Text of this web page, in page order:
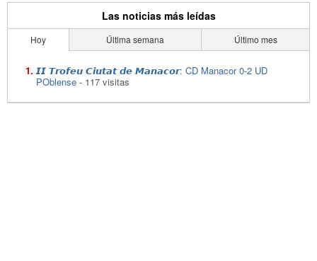
Las noticias más leídas
Hoy Última semana Último mes
𝙄𝙄 𝙏𝙧𝙤𝙛𝙚𝙪 𝘾𝙞𝙪𝙩𝙖𝙩 𝙙𝙚 𝙈𝙖𝙣𝙖𝙘𝙤𝙧: CD Manacor 0-2 UD
POblense - 117 visitas